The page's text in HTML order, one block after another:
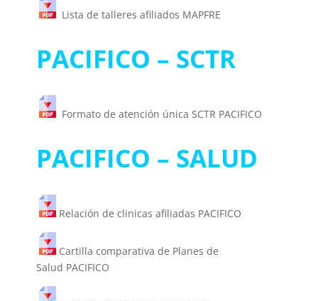
Lista de talleres afiliados MAPFRE
PACIFICO – SCTR
Formato de atención única SCTR PACIFICO
PACIFICO – SALUD
Relación de clinicas afiliadas PACIFICO
Cartilla comparativa de Planes de
Salud PACIFICO